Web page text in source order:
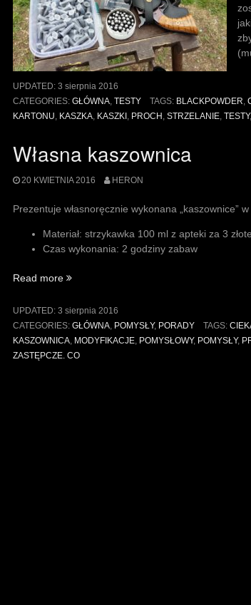
UPDATED: 3 sierpnia 2016
CATEGORIES: GŁÓWNA, TESTY TAGS: BLACKPOWDER,
KARTONU, KASZKA, KASZKI , PROCH , STRZELANIE, TESTY,
Własna kaszownica
20 KWIETNIA 2016 HERON
Prezentuje własnoręcznie wykonana „kaszownice” w
Materiał: strzykawka 100 ml z apteki za 3 złote
Czas wykonania: 2 godziny zabaw
Read more „Własna
UPDATED: 3 sierpnia 2016
CATEGORIES: GŁÓWNA POMYSŁY, PORADY TAGS:
KASZOWNICA MODYFIKACJE POMYSŁOWY, POMYSŁY,
ZASTĘPCZE. CO